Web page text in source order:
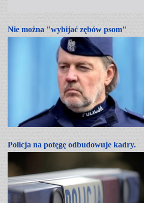
Nie można "wybijać zębów psom"
Policja na potęgę odbudowuje kadry.